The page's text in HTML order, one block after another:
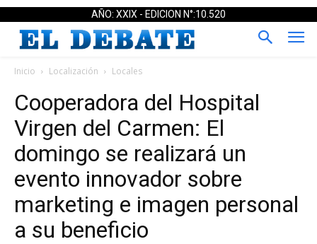
AÑO: XXIX - EDICION N°:10.520
Inicio Localización Locales
Cooperadora del Hospital
Virgen del Carmen: El
domingo se realizará un
evento innovador sobre
marketing e imagen personal
a su beneficio